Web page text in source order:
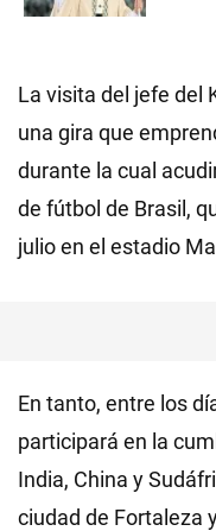
La visita del jefe del
una gira que
durante la cual
de fútbol de Brasil,
julio en el estadio
En tanto, entre los
participará en la
India, China y
ciudad de Fortaleza